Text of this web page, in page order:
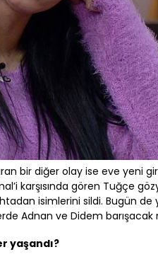
bir diğer olay ise eve yeni
karşısında gören Tuğçe
isimlerini sildi. Bugün de
Adnan ve Didem
yaşandı?